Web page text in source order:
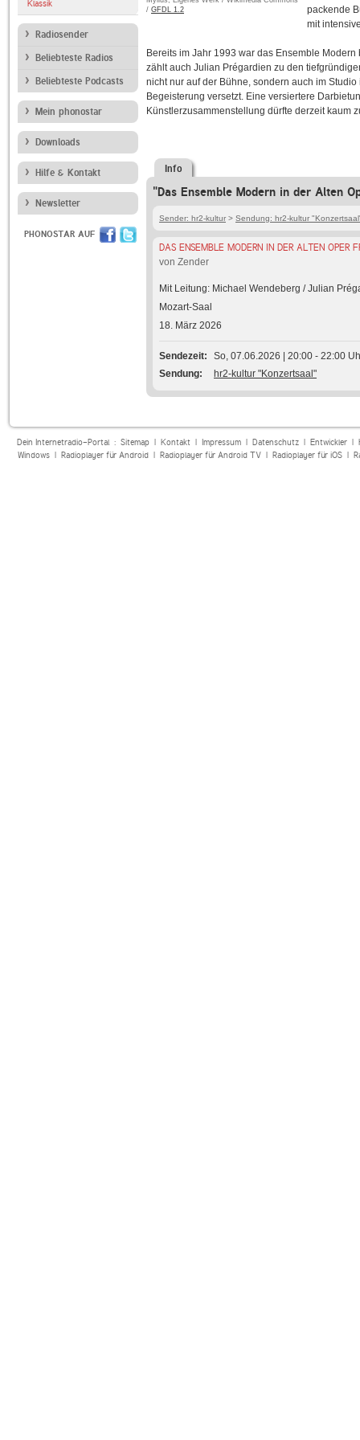
Klassik
Radiosender
Beliebteste Radios
Beliebteste Podcasts
Mein phonostar
Downloads
Hilfe & Kontakt
Newsletter
PHONOSTAR AUF
/ GFDL 1.2
packende
mit
Bereits im Jahr 1993 war das Ensemble
zählt auch Julian Prégardien zu den
nicht nur auf der Bühne, sondern auch im
Begeisterung versetzt. Eine versiertere
Künstlerzusammenstellung dürfte derzeit kaum
Info
"Das Ensemble Modern in der Alten
Sender: hr2-kultur > Sendung: hr2-kultur
DAS ENSEMBLE MODERN IN DER ALTEN OPER
von Zender
Mit Leitung: Michael Wendeberg / Julian
Mozart-Saal
18. März 2026
Sendezeit
So, 07.06.2026 | 20:00 - 22:00
Sendung
hr2-kultur "Konzertsaal"
Dein Internetradio-Portal : Sitemap| Kontakt| Impressum| Datenschutz| Entwickler|
Windows| Radioplayer für Android| Radioplayer für Android TV| Radioplayer für iOS|